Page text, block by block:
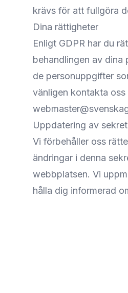
krävs för att fullgöra
Dina rättigheter
Enligt GDPR har du
behandlingen av
de personuppgifter
vänligen kontakta
Uppdatering av
Vi förbehåller oss
ändringar i denna
webbplatsen. Vi
hålla dig informerad